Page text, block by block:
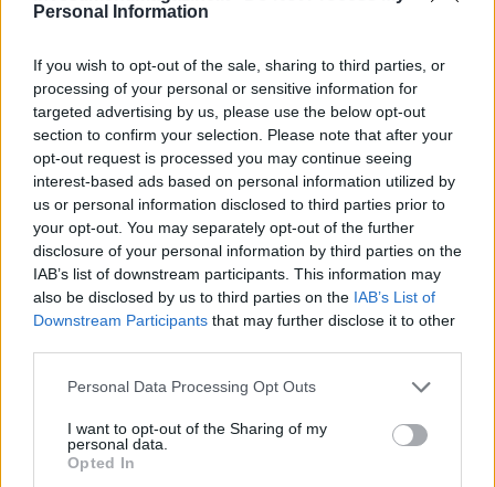
Personal Information
If you wish to opt-out of the sale, sharing to third parties, or
processing of your personal or sensitive information for
targeted advertising by us, please use the below opt-out
section to confirm your selection. Please note that after your
opt-out request is processed you may continue seeing
interest-based ads based on personal information utilized by
us or personal information disclosed to third parties prior to
your opt-out. You may separately opt-out of the further
disclosure of your personal information by third parties on the
IAB’s list of downstream participants. This information may
also be disclosed by us to third parties on the IAB’s List of
Downstream Participants that may further disclose it to other
Please note that this website/app uses one or more Google
not limited to your visit or usage behaviour. You may click to
grant or deny consent to Google and its third-party tags to
use your data for below specified purposes in below Google
Personal Data Processing Opt Outs
I want to opt-out of the Sharing of my
personal data.
Opted In
territorio e contrasto agli illeciti
Francesca Galli · 8 Ago 2026
FINANZA